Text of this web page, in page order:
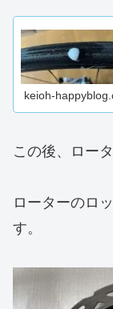
keioh-
この後、ロー
ローターのロ
す。